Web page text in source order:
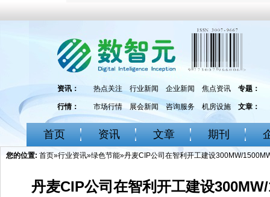
资讯： 热点关注 行业新闻 企业新闻 焦点资讯 专题：
行情： 市场行情 展会新闻 咨询服务 机房设施 文章：
首页 资讯 文章 期刊
您的位置: 首页»行业资讯»绿色节能»丹麦CIP公司在智利开工建设300MW/
丹麦CIP公司在智利开工建设